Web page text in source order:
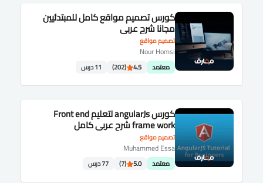
تصميم مواقع
كورس تصميم مواقع كامل للمبتدئيين
مجانا شرح عربى
Nour Homsi
معتمد 4.5
(202) 11 درس
تصميم مواقع
كورس angularJs لتعليم Front end
frame work شرح عربى كامل
Muhammed Essa
معتمد 5.0
(7) 77 درس